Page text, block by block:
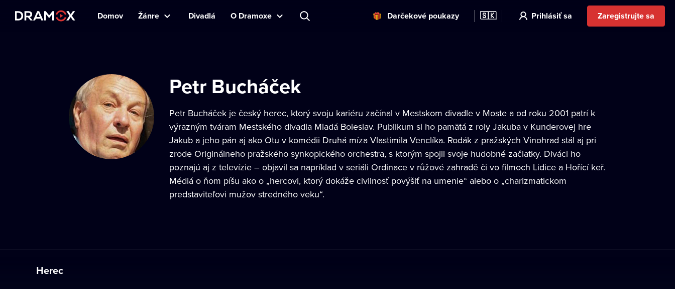
Domov Žánre Divadlá O Dramoxe Darčekové poukazy 🇸🇰 Prihlásiť sa Zaregistrujte sa
Petr Bucháček
Petr Bucháček je český herec, ktorý svoju kariéru začínal v Mestskom divadle v Moste a od roku 2001 patrí k
výrazným tváram Mestského divadla Mladá Boleslav. Publikum si ho pamätá z roly Jakuba v Kunderovej hre
Jakub a jeho pán aj ako Otu v komédii Druhá míza Vlastimila Venclíka. Rodák z pražských Vinohrad stál aj pri
zrode Originálneho pražského synkopického orchestra, s ktorým spojil svoje hudobné začiatky. Diváci ho
poznajú aj z televízie – objavil sa napríklad v seriáli Ordinace v růžové zahradě či vo filmoch Lidice a Hořící keř.
Médiá o ňom píšu ako o „hercovi, ktorý dokáže civilnosť povýšiť na umenie“ alebo o „charizmatickom
predstaviteľovi mužov stredného veku“.
Herec